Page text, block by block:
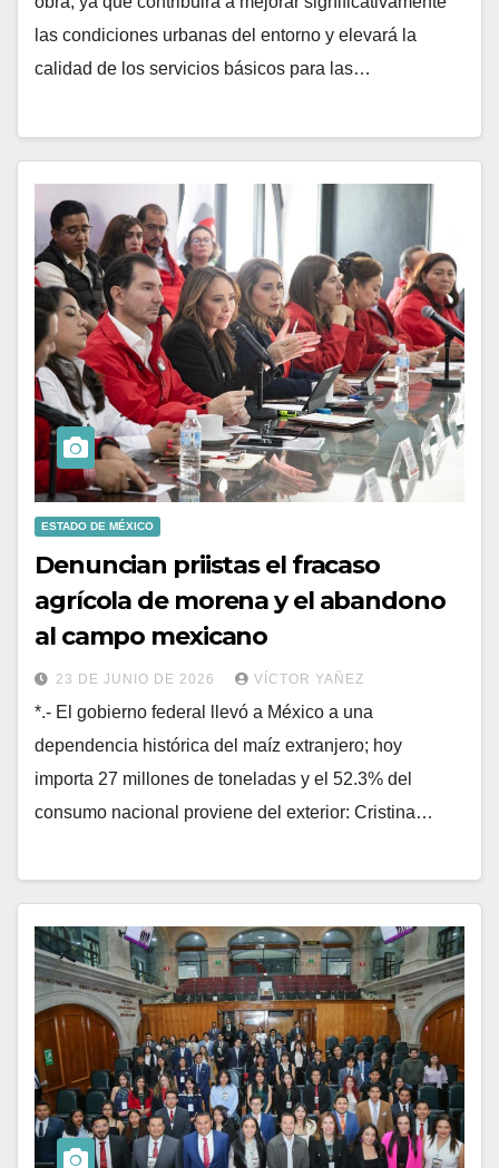
las condiciones urbanas del entorno y elevará la
calidad de los servicios básicos para las…
ESTADO DE MÉXICO
Denuncian priistas el fracaso
agrícola de morena y el abandono
al campo mexicano
23 DE JUNIO DE 2026 VÍCTOR YAÑEZ
*.- El gobierno federal llevó a México a una
dependencia histórica del maíz extranjero; hoy
importa 27 millones de toneladas y el 52.3% del
consumo nacional proviene del exterior: Cristina…